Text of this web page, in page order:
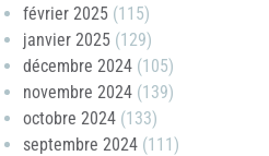
février 2025(115)
janvier 2025(129)
décembre 2024(105)
novembre 2024(139)
octobre 2024(133)
septembre 2024(111)